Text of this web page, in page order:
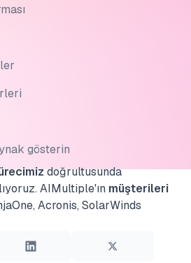
gösterin
doğrultusunda
AIMultiple'ın müşterileri
Acronis, SolarWinds